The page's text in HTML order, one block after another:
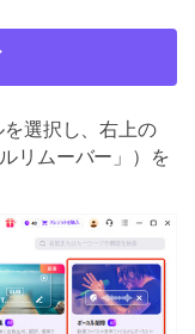
選択し、右上の
リムーバー」）を